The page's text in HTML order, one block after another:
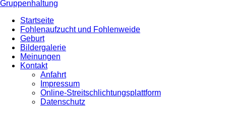
Startseite
Fohlenaufzucht und Fohlenweide
Geburt
Bildergalerie
Meinungen
Kontakt
Anfahrt
Impressum
Online-Streitschlichtungsplattform
Datenschutz